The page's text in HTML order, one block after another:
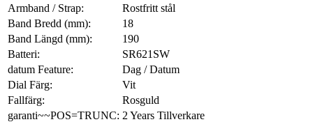
Armband / Strap:
Rostfritt stål
Band Bredd (mm):
18
Band Längd (mm):
190
Batteri:
SR621SW
datum Feature:
Dag / Datum
Dial Färg:
Vit
Fallfärg:
Rosguld
garanti~~POS=TRUNC: 2 Years Tillverkare